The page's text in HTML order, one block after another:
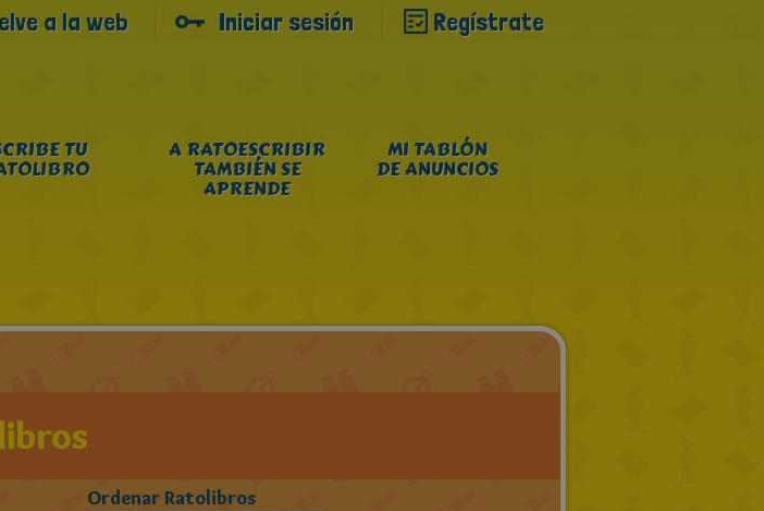
a la web Iniciar sesión Regístrate
TU A RATOESCRIBIR
TAMBIÉN SE
APRENDE
MI TABLÓN
DE ANUNCIOS
Ordenar Ratolibros